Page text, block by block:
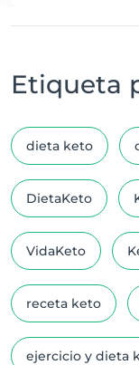
Etiqueta
dieta keto
DietaKeto
VidaKeto
receta keto
ejercicio y dieta